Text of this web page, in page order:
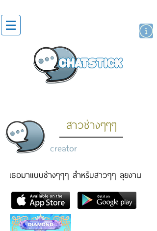
สาวช่างๆๆๆ
creator
เธอมาแบบช่างๆๆๆ สำหรับสาวๆๆ ลุยงาน